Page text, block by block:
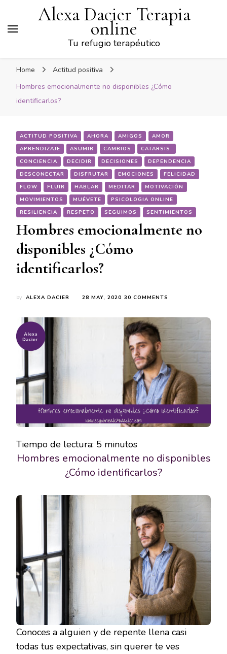
Alexa Dacier Terapia
online
Tu refugio terapéutico
Home
Actitud positiva
Hombres emocionalmente no disponibles ¿Cómo
identificarlos?
ACTITUD POSITIVA AHORA AMIGOS
AMOR
APRENDIZAJE
ASUMIR CAMBIOS
CATARSIS.
CONCIENCIA
DECIDIR DECISIONES
DEPENDENCIA
DESCONECTAR
DISFRUTAR EMOCIONES
FELICIDAD
FLOW
FLUIR HABLAR MEDITAR
MOTIVACIÓN
MOVIMIENTOS
MUÉVETE
PSICOLOGIA ONLINE
RESILIENCIA
RESPETO SEGUIMOS SENTIMIENTOS
Hombres emocionalmente no
disponibles ¿Cómo
identificarlos?
by ALEXA DACIER 28 MAY, 2020 30 COMMENTS
IDENTIFICARLOS?
Tiempo de lectura: 5 minutos
Hombres emocionalmente no disponibles
¿Cómo identificarlos?
Conoces a alguien y de repente llena casi
todas tus expectativas, sin querer te ves